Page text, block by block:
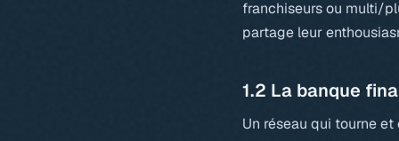
franchiseurs ou multi/
partage leur
1.2 La banque
Un réseau qui tourne